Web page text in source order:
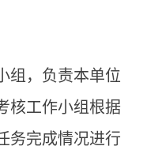
组，负责本单位
核工作小组根据
务完成情况进行